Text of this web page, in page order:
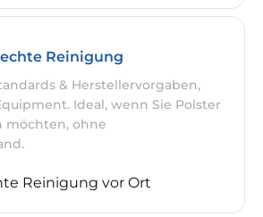
Reinigung
& Herstellervorgaben,
Ideal, wenn Sie Polster
möchten, ohne